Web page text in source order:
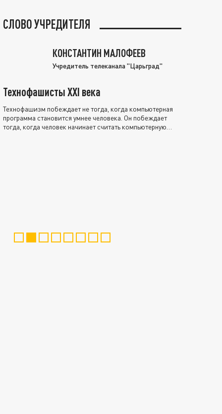
СЛОВО УЧРЕДИТЕЛЯ
КОНСТАНТИН МАЛОФЕЕВ
Учредитель телеканала "Царьград"
Технофашисты XXI века
Технофашизм побеждает не тогда, когда компьютерная
программа становится умнее человека. Он побеждает
тогда, когда человек начинает считать компьютерную